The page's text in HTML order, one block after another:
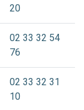
20
02 33 32 54
76
02 33 32 31
10